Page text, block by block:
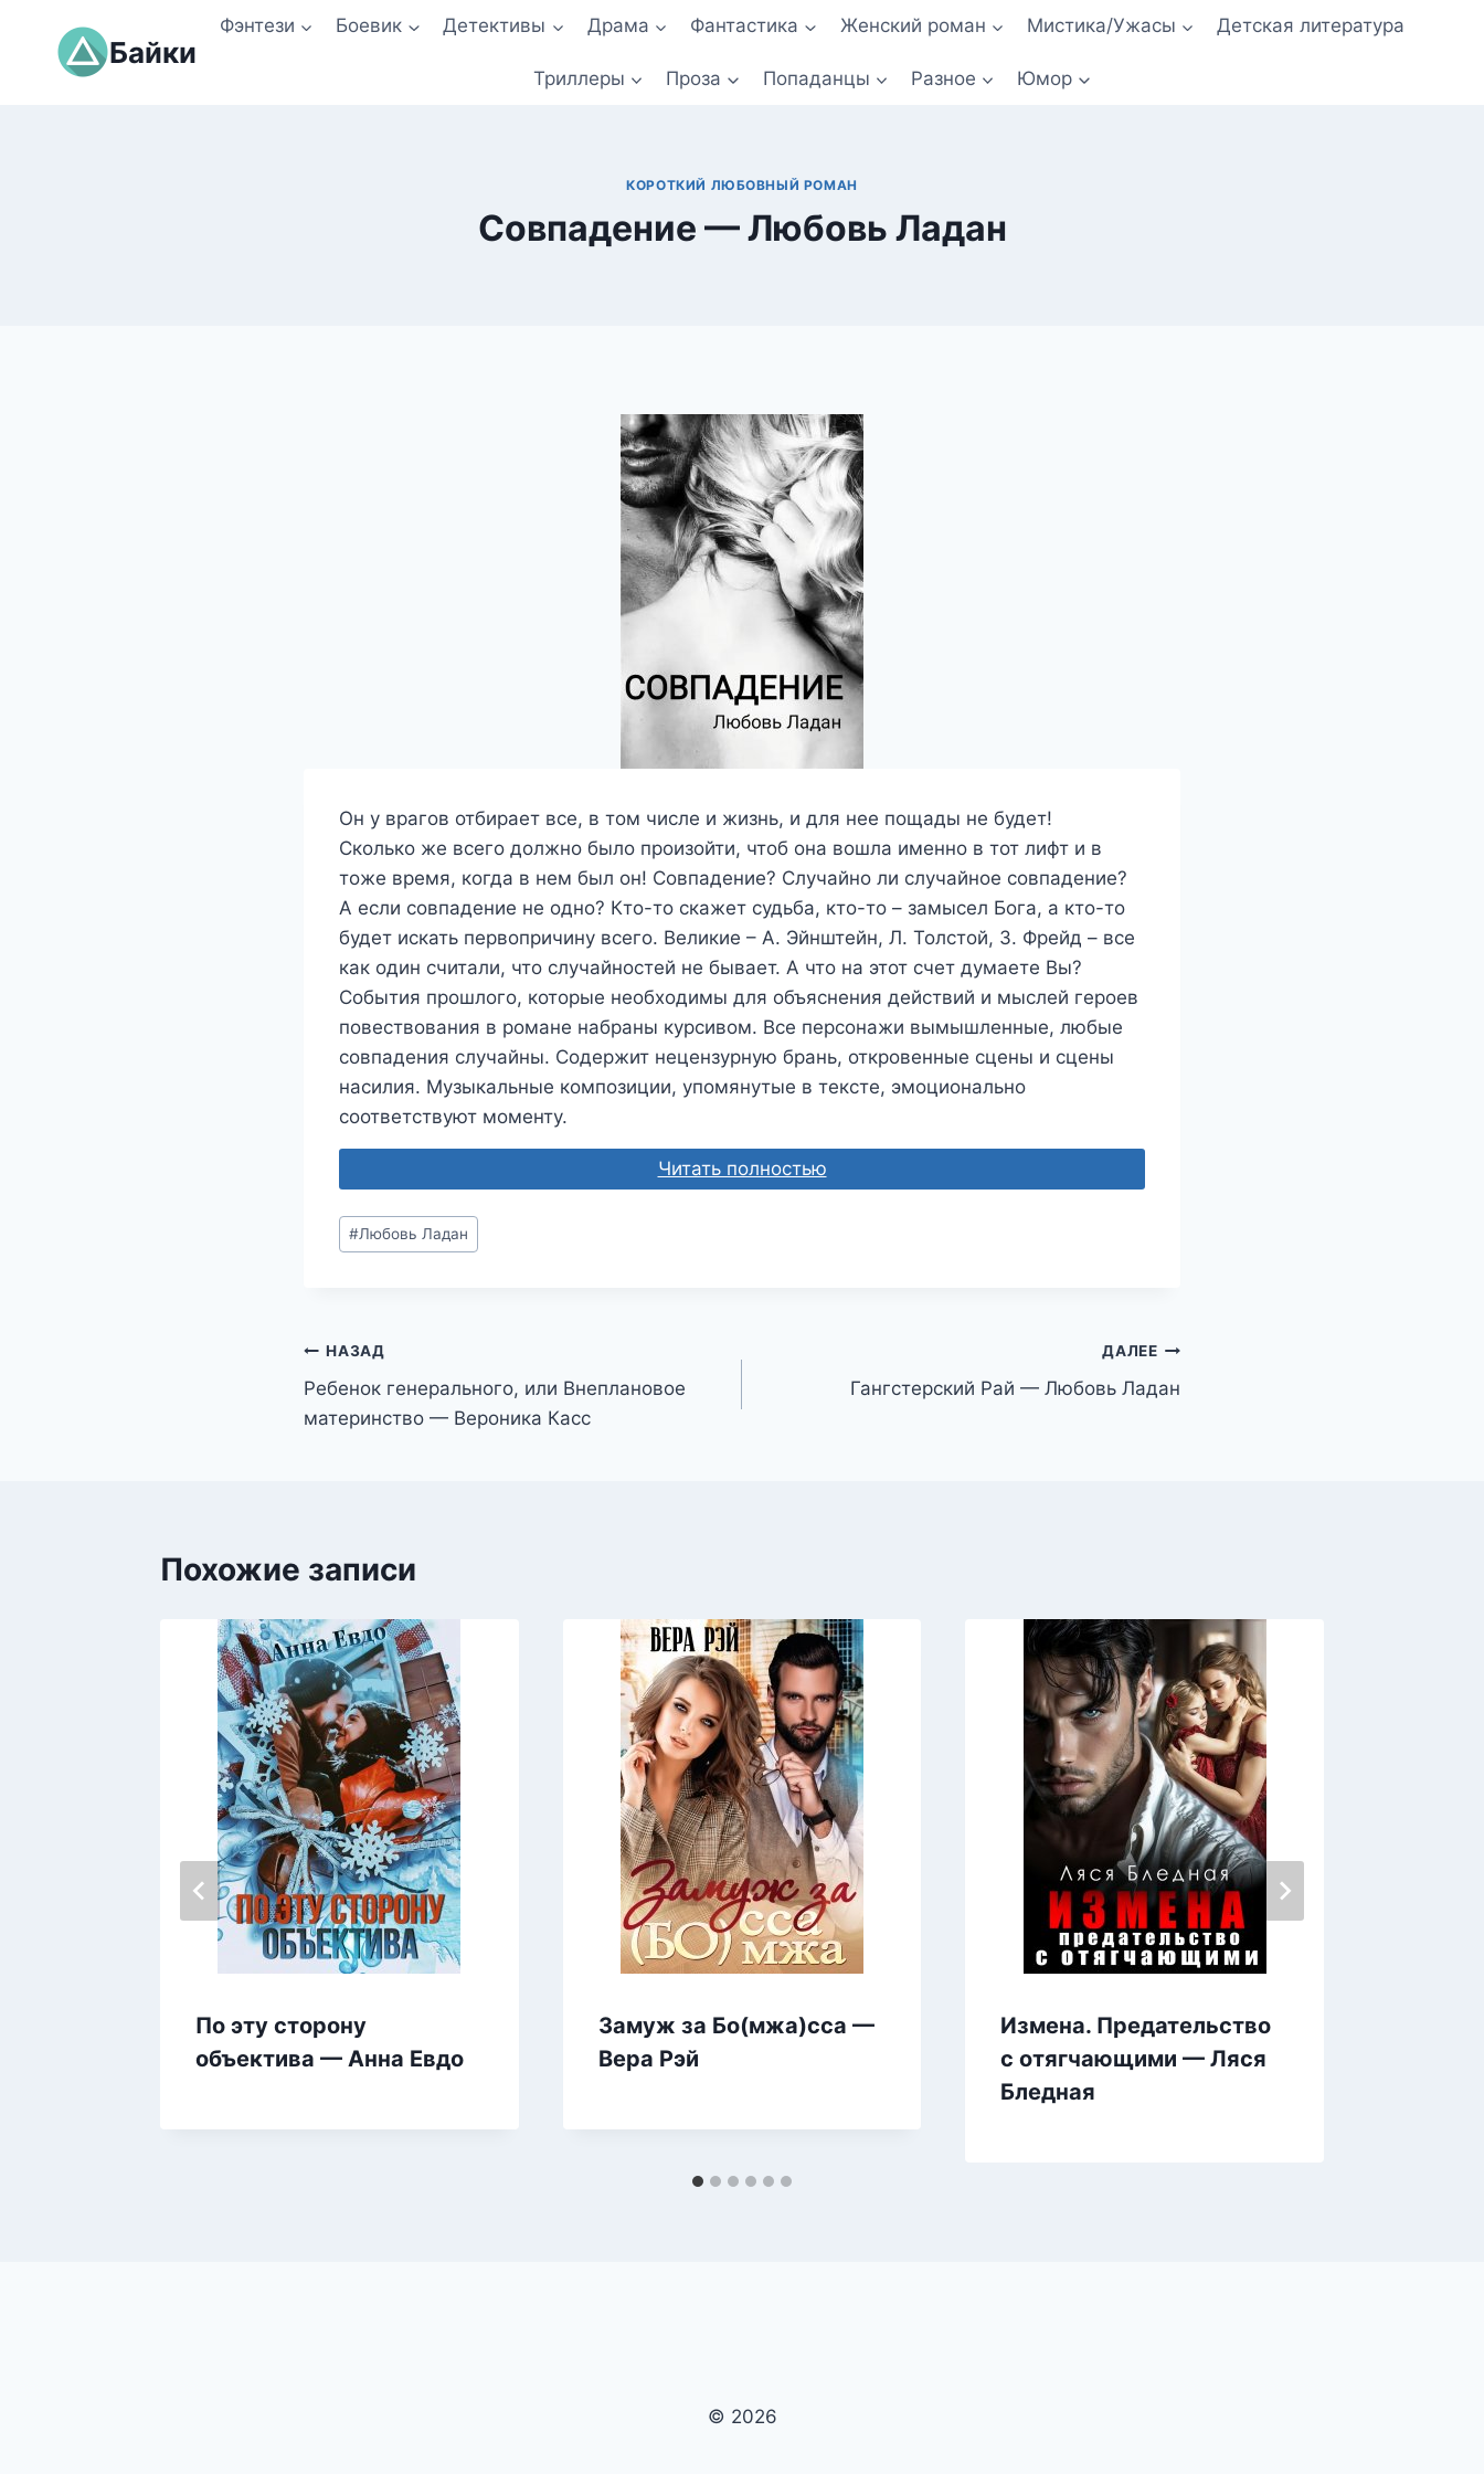
содержимому
Байки
Фэнтези Боевик Детективы Драма Фантастика Женский роман Мистика/Ужасы Детская литература
Триллеры Проза Попаданцы Разное Юмор
КОРОТКИЙ ЛЮБОВНЫЙ РОМАН
Совпадение — Любовь Ладан
Он у врагов отбирает все, в том числе и жизнь, и для нее пощады не будет!
Сколько же всего должно было произойти, чтоб она вошла именно в тот лифт и в
тоже время, когда в нем был он! Совпадение? Случайно ли случайное совпадение?
А если совпадение не одно? Кто-то скажет судьба, кто-то – замысел Бога, а кто-то
будет искать первопричину всего. Великие – А. Эйнштейн, Л. Толстой, З. Фрейд – все
как один считали, что случайностей не бывает. А что на этот счет думаете Вы?
События прошлого, которые необходимы для объяснения действий и мыслей героев
повествования в романе набраны курсивом. Все персонажи вымышленные, любые
совпадения случайны. Содержит нецензурную брань, откровенные сцены и сцены
насилия. Музыкальные композиции, упомянутые в тексте, эмоционально
соответствуют моменту.
Читать полностью
Метки
записи:
#Любовь Ладан
Навигация
по
НАЗАД
Ребенок генерального, или Внеплановое
материнство — Вероника Касс
ДАЛЕЕ
Гангстерский Рай — Любовь Ладан
Похожие записи
По эту сторону
объектива — Анна Евдо
Замуж за Бо(мжа)сса —
Вера Рэй
Измена. Предательство
с отягчающими — Ляся
Бледная
© 2026